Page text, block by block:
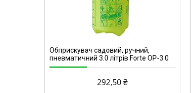
Обприскувач садовий, ручний,
пневматичний 3.0 літрів Forte ОР-3.0
292,50 ₴
72700